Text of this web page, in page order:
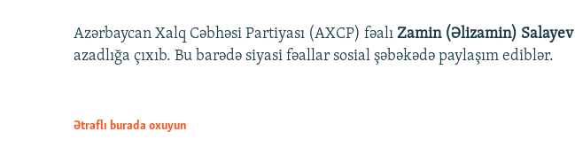
Azərbaycan Xalq Cəbhəsi Partiyası (AXCP) fəalı Zamin (Əlizamin) Salayev
azadlığa çıxıb. Bu barədə siyasi fəallar sosial şəbəkədə paylaşım ediblər.
Ətraflı burada oxuyun